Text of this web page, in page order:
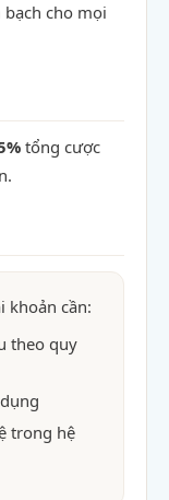
cho mọi
tổng cược
khoản cần:
theo quy
trong hệ